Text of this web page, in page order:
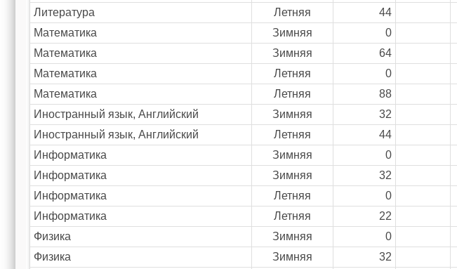
Литература
Летняя 44
Математика
Зимняя 0
Математика
Зимняя 64
Математика
Летняя 0
Математика
Летняя 88
Иностранный язык, Английский
Зимняя 32
Иностранный язык, Английский
Летняя 44
Информатика
Зимняя 0
Информатика
Зимняя 32
Информатика
Летняя 0
Информатика
Летняя 22
Физика
Зимняя 0
Физика
Зимняя 32